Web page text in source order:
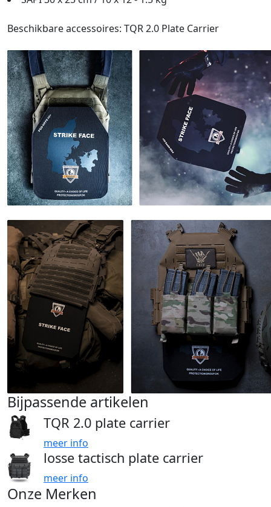
Beschikbare accessoires: TQR 2.0 Plate Carrier
Bijpassende artikelen
TQR 2.0 plate carrier
meer info
losse tactisch plate carrier
meer info
Onze Merken